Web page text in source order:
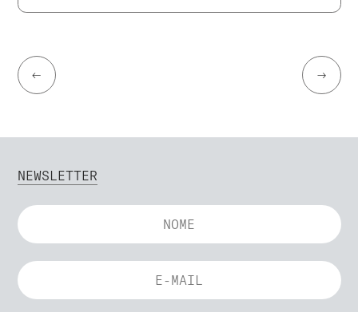
← →
NEWSLETTER